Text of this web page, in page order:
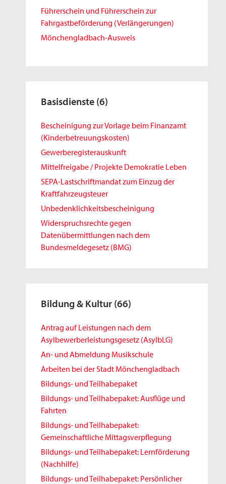
Führerschein und Führerschein zur
Fahrgastbeförderung (Verlängerungen)
Mönchengladbach-Ausweis
Basisdienste (6)
Bescheinigung zur Vorlage beim Finanzamt
(Kinderbetreuungskosten)
Gewerberegisterauskunft
Mittelfreigabe / Projekte Demokratie Leben
SEPA-Lastschriftmandat zum Einzug der
Kraftfahrzeugsteuer
Unbedenklichkeitsbescheinigung
Widerspruchsrechte gegen
Datenübermittlungen nach dem
Bundesmeldegesetz (BMG)
Bildung & Kultur (66)
Antrag auf Leistungen nach dem
Asylbewerberleistungsgesetz (AsylbLG)
An- und Abmeldung Musikschule
Arbeiten bei der Stadt Mönchengladbach
Bildungs- und Teilhabepaket
Bildungs- und Teilhabepaket: Ausflüge und
Fahrten
Bildungs- und Teilhabepaket:
Gemeinschaftliche Mittagsverpflegung
Bildungs- und Teilhabepaket: Lernförderung
(Nachhilfe)
Bildungs- und Teilhabepaket: Persönlicher